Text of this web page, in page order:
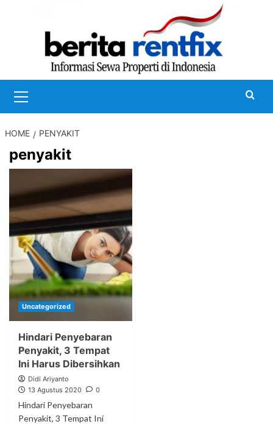
Menu
HOME PENYAKIT
penyakit
Uncategorized
Hindari Penyebaran
Penyakit, 3 Tempat
Ini Harus Dibersihkan
Didi Ariyanto
13 Agustus 2020
0
Hindari Penyebaran
Penyakit, 3 Tempat Ini